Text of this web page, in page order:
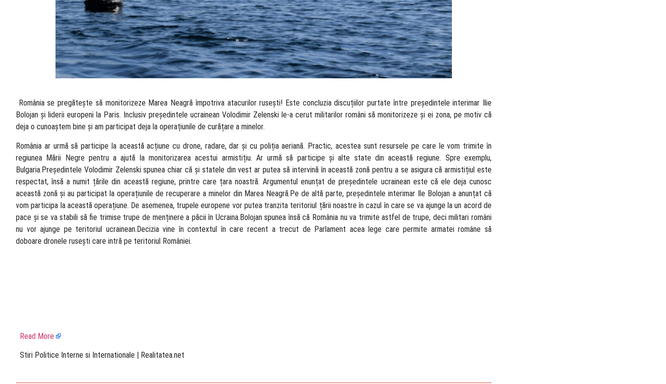
​ România se pregătește să monitorizeze Marea Neagră împotriva atacurilor rusești! Este concluzia discuțiilor purtate între președintele interimar Ilie
Bolojan și liderii europeni la Paris. Inclusiv președintele ucrainean Volodimir Zelenski le-a cerut militarilor români să monitorizeze și ei zona, pe motiv că
deja o cunoaștem bine și am participat deja la operațiunile de curățare a minelor.
România ar urmă să participe la această acțiune cu drone, radare, dar și cu poliția aeriană. Practic, acestea sunt resursele pe care le vom trimite în
regiunea Mării Negre pentru a ajută la monitorizarea acestui armistițiu. Ar urmă să participe și alte state din această regiune. Spre exemplu,
Bulgaria.Președintele Volodimir Zelenski spunea chiar că și statele din vest ar putea să intervină în această zonă pentru a se asigura că armistițiul este
respectat, însă a numit țările din această regiune, printre care țara noastră. Argumentul enunțat de președintele ucrainean este că ele deja cunosc
această zonă și au participat la operațiunile de recuperare a minelor din Marea Neagră.Pe de altă parte, președintele interimar Ile Bolojan a anunțat că
vom participa la această operațiune. De asemenea, trupele europene vor putea tranzita teritoriul țării noastre în cazul în care se va ajunge la un acord de
pace și se va stabili să fie trimise trupe de menținere a păcii în Ucraina.Bolojan spunea însă că România nu va trimite astfel de trupe, deci militari români
nu vor ajunge pe teritoriul ucrainean.Decizia vine în contextul în care recent a trecut de Parlament acea lege care permite armatei române să
doboare dronele rusești care intră pe teritoriul României.
Read More
​ Stiri Politice Interne si Internationale | Realitatea.net